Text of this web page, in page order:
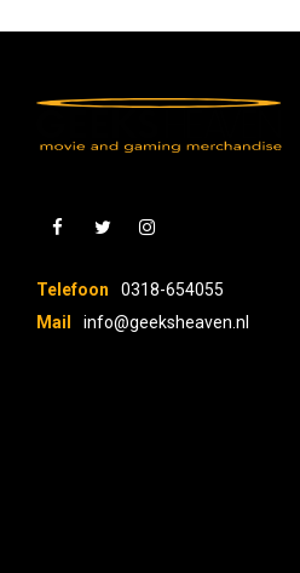
Telefoon
0318-654055
Mail
info@geeksheaven.nl